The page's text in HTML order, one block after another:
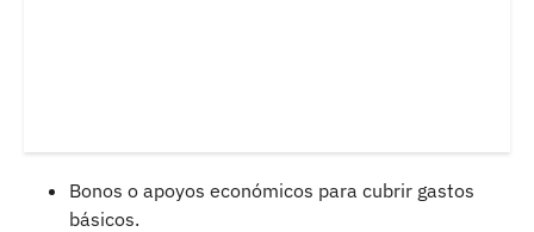
Bonos o apoyos económicos para cubrir gastos
básicos.